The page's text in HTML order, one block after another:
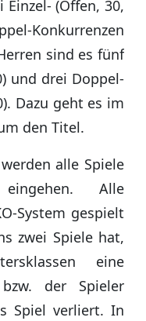
(Offen, 30,
Konkurrenzen
sind es fünf
und drei Doppel-
Dazu geht es im
den Titel.
alle Spiele
Alle
System gespielt
zwei Spiele hat,
eine
der Spieler
Spiel verliert. In